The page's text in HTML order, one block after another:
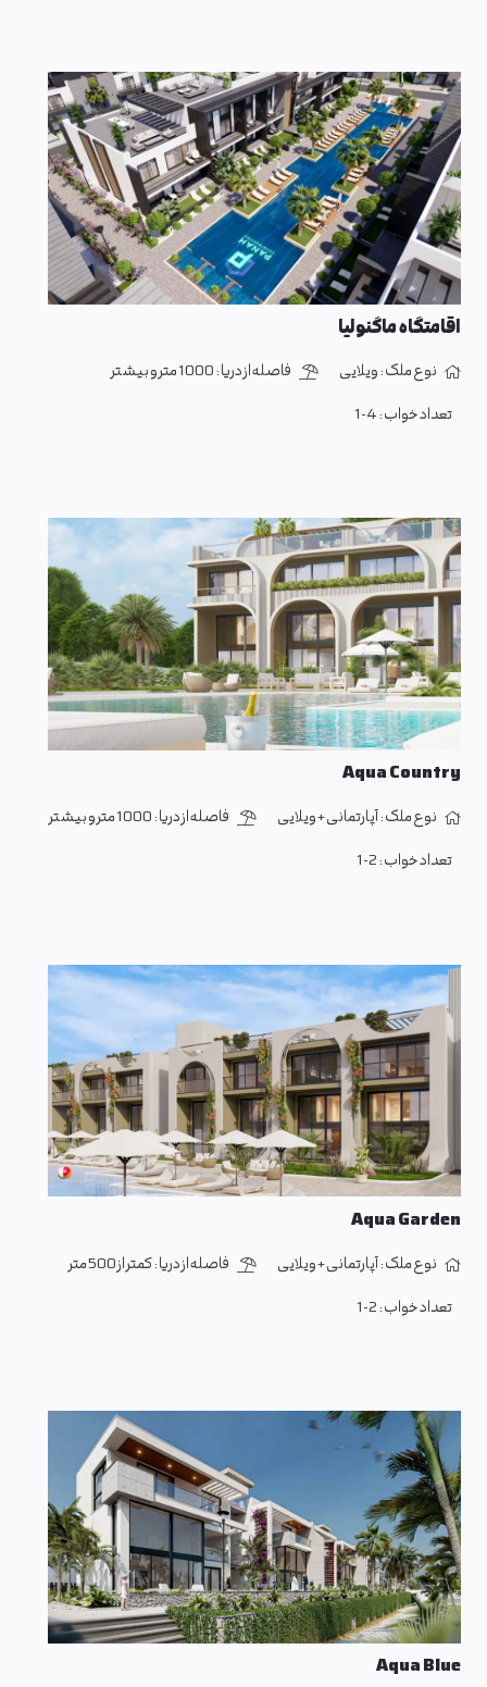
اقامتگاه ماگنولیا
نوع ملک :ویلایی فاصله از دریا :1000 متر و بیشتر
تعداد خواب :1-4
Aqua Country
نوع ملک :آپارتمانی + ویلایی فاصله از دریا :1000 متر و بیشتر
تعداد خواب :1-2
Aqua Garden
نوع ملک :آپارتمانی + ویلایی فاصله از دریا :کمتر از 500 متر
تعداد خواب :1-2
Aqua Blue